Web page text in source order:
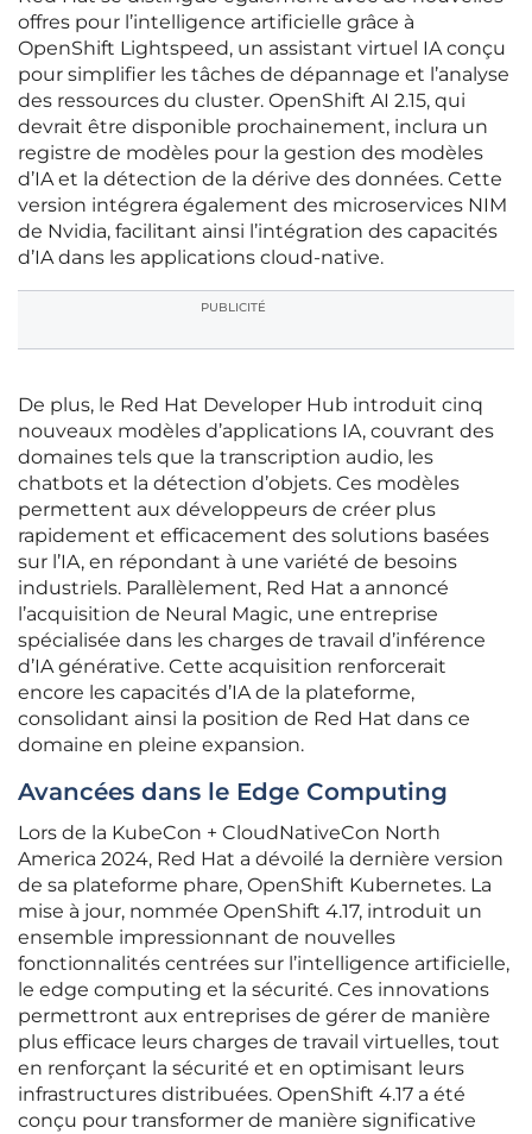
offres pour l’intelligence artificielle grâce à
OpenShift Lightspeed, un assistant virtuel IA conçu
pour simplifier les tâches de dépannage et l’analyse
des ressources du cluster. OpenShift AI 2.15, qui
devrait être disponible prochainement, inclura un
registre de modèles pour la gestion des modèles
d’IA et la détection de la dérive des données. Cette
version intégrera également des microservices NIM
de Nvidia, facilitant ainsi l’intégration des capacités
d’IA dans les applications cloud-native.
PUBLICITÉ
De plus, le Red Hat Developer Hub introduit cinq
nouveaux modèles d’applications IA, couvrant des
domaines tels que la transcription audio, les
chatbots et la détection d’objets. Ces modèles
permettent aux développeurs de créer plus
rapidement et efficacement des solutions basées
sur l’IA, en répondant à une variété de besoins
industriels. Parallèlement, Red Hat a annoncé
l’acquisition de Neural Magic, une entreprise
spécialisée dans les charges de travail d’inférence
d’IA générative. Cette acquisition renforcerait
encore les capacités d’IA de la plateforme,
consolidant ainsi la position de Red Hat dans ce
domaine en pleine expansion.
Avancées dans le Edge Computing
Lors de la KubeCon + CloudNativeCon North
America 2024, Red Hat a dévoilé la dernière version
de sa plateforme phare, OpenShift Kubernetes. La
mise à jour, nommée OpenShift 4.17, introduit un
ensemble impressionnant de nouvelles
fonctionnalités centrées sur l’intelligence artificielle,
le edge computing et la sécurité. Ces innovations
permettront aux entreprises de gérer de manière
plus efficace leurs charges de travail virtuelles, tout
en renforçant la sécurité et en optimisant leurs
infrastructures distribuées. OpenShift 4.17 a été
conçu pour transformer de manière significative